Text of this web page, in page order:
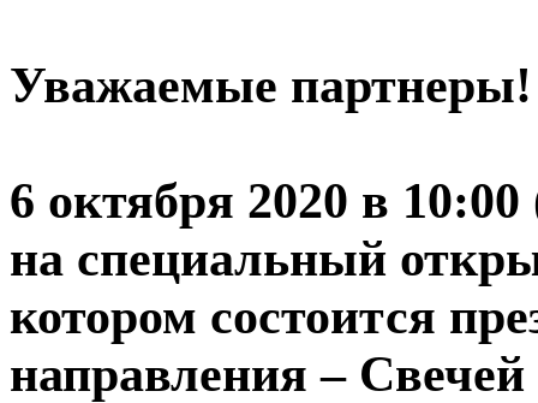
Уважаемые партнеры!
6 октября 2020 в
на специальный
котором состоится
направления –